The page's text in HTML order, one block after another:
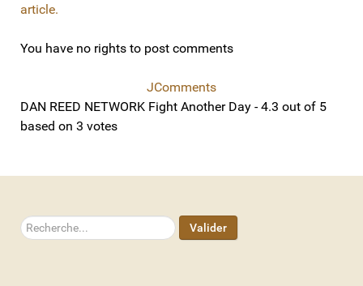
article.
You have no rights to post comments
JComments
DAN REED NETWORK Fight Another Day -4.3 out of 5
based on 3 votes
Rechercher Valider